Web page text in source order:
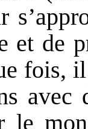
et de
fois,
avec
le